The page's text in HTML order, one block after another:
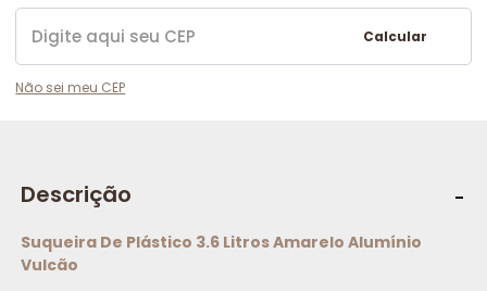
Calcular
Não sei meu CEP
Descrição
Suqueira De Plástico 3.6 Litros Amarelo Alumínio
Vulcão